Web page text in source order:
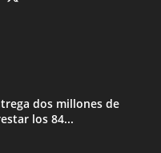
dos millones de
los 84...